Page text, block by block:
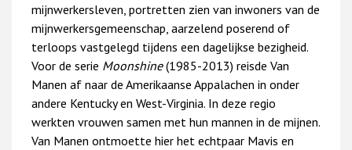
mijnwerkersleven, portretten zien van inwoners van de
mijnwerkersgemeenschap, aarzelend poserend of
terloops vastgelegd tijdens een dagelijkse bezigheid.
Voor de serie Moonshine(1985-2013) reisde Van
Manen af naar de Amerikaanse Appalachen in onder
andere Kentucky en West-Virginia. In deze regio
werkten vrouwen samen met hun mannen in de mijnen.
Van Manen ontmoette hier het echtpaar Mavis en